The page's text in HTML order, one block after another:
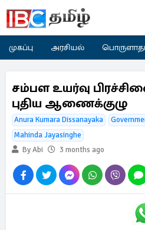
முகப்பு அரசியல்
சம்பள உயர்வு
புதிய ஆணைக்குழு
Anura Kumara Dissanayaka
Mahinda Jayasinghe
By Abi
3 months ago